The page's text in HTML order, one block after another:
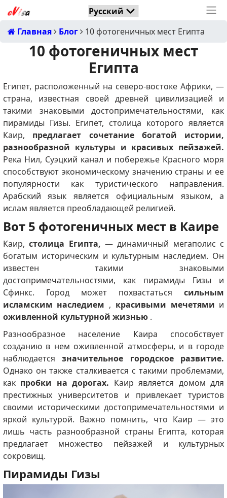
Главная Блог 10 фотогеничных мест Египта
10 фотогеничных мест
Египта
Египет, расположенный на северо-востоке Африки, —
страна, известная своей древней цивилизацией и
такими знаковыми достопримечательностями, как
пирамиды Гизы. Египет, столица которого является
Каир, предлагает сочетание богатой истории,
разнообразной культуры и красивых пейзажей.
Река Нил, Суэцкий канал и побережье Красного моря
способствуют экономическому значению страны и ее
популярности как туристического направления.
Арабский язык является официальным языком, а
ислам является преобладающей религией.
Вот 5 фотогеничных мест в Каире
Каир,столица Египта, — динамичный мегаполис с
богатым историческим и культурным наследием. Он
известен такими знаковыми
достопримечательностями, как пирамиды Гизы и
Сфинкс. Город может похвастатьсясильным
исламским наследием , красивыми мечетями и
оживленной культурной жизнью.
Разнообразное население Каира способствует
созданию в нем оживленной атмосферы, и в городе
наблюдаетсязначительное городское развитие.
Однако он также сталкивается с такими проблемами,
как пробки на дорогах. Каир является домом для
престижных университетов и привлекает туристов
своими историческими достопримечательностями и
яркой культурой. Важно помнить, что Каир — это
лишь часть разнообразной страны Египта, которая
предлагает множество пейзажей и культурных
сокровищ.
Пирамиды Гизы